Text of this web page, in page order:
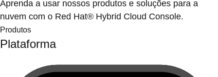
Aprenda a usar nossos produtos e soluções para a
nuvem com o Red Hat® Hybrid Cloud Console.
Produtos
Plataforma